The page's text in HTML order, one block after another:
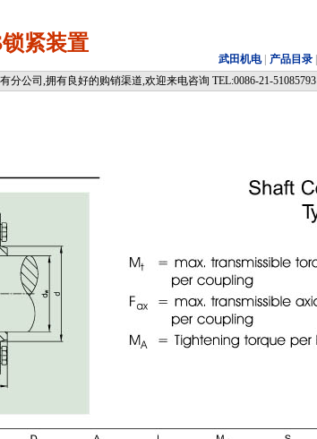
紧装置
武田机电| 产品目录
公司,拥有良好的购销渠道,欢迎来电咨询 TEL:0086-21-51085793